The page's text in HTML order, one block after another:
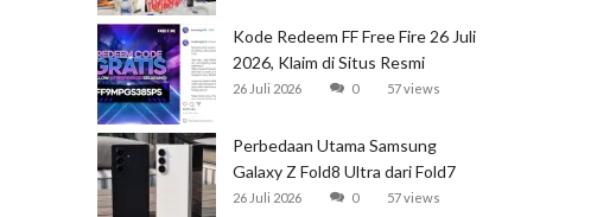
Kode Redeem FF Free Fire 26 Juli
2026, Klaim di Situs Resmi
Garena
26 Juli 2026 0 57 views
Perbedaan Utama Samsung
Galaxy Z Fold8 Ultra dari Fold7
26 Juli 2026 0 57 views